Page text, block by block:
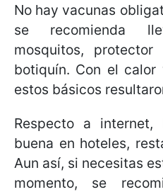
No hay vacunas
se recomienda
mosquitos,
botiquín. Con el
estos básicos
Respecto a
buena en hoteles,
Aun así, si necesitas
momento, se